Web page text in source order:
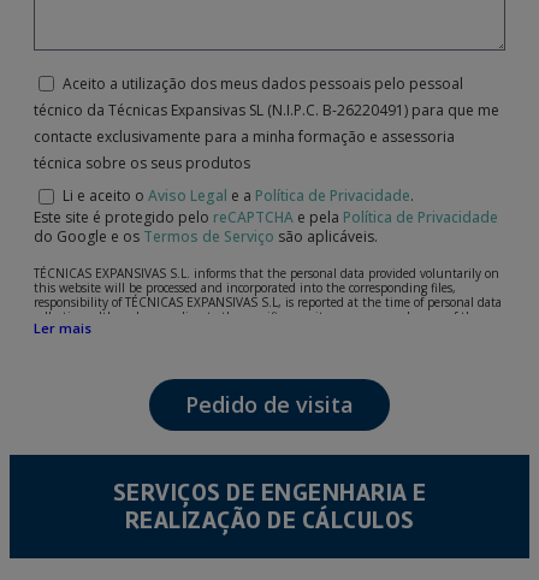
Aceito a utilização dos meus dados pessoais pelo pessoal
técnico da Técnicas Expansivas SL (N.I.P.C. B-26220491) para que me
contacte exclusivamente para a minha formação e assessoria
técnica sobre os seus produtos
Li e aceito o Aviso Legal e a Política de Privacidade.
Este site é protegido pelo reCAPTCHA e pela Política de Privacidade
do Google e os Termos de Serviço são aplicáveis.
TÉCNICAS EXPANSIVAS S.L. informs that the personal data provided voluntarily on
this website will be processed and incorporated into the corresponding files,
responsibility of TÉCNICAS EXPANSIVAS S.L, is reported at the time of personal data
collection, although, according to the specific case, its purpose may be any of the
following: attention to your referred request, complaint or question, established
The data in our files are strictly confidential and shall be treated with the utmost
confidentiality and shall comply with all the requirements provided for the General
Data Protection Regulation (GDPR) 2016.
According to Data Protection legislation, you are strongly advised not to send high-
encrypted. Should these details be sent, it is done so under your sole responsibility.
The user may at any time exercise their rights of access, rectification, cancellation
and opposition under the provisions of the General Data Protection Regulation
Portalada II | c/ Segador 13, 26006 | Logroño (La Rioja).
Ler mais
Pedido de visita
SERVIÇOS DE ENGENHARIA E
REALIZAÇÃO DE CÁLCULOS